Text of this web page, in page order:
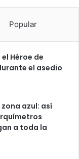
Popular
Héroe de
el asedio
azul: así
a toda la